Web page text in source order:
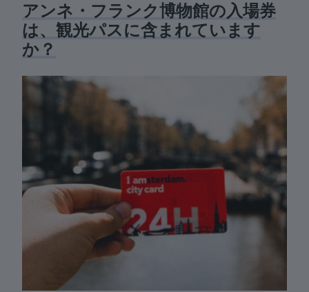
アンネ・フランク博物館の入場券
は、観光パスに含まれています
か？